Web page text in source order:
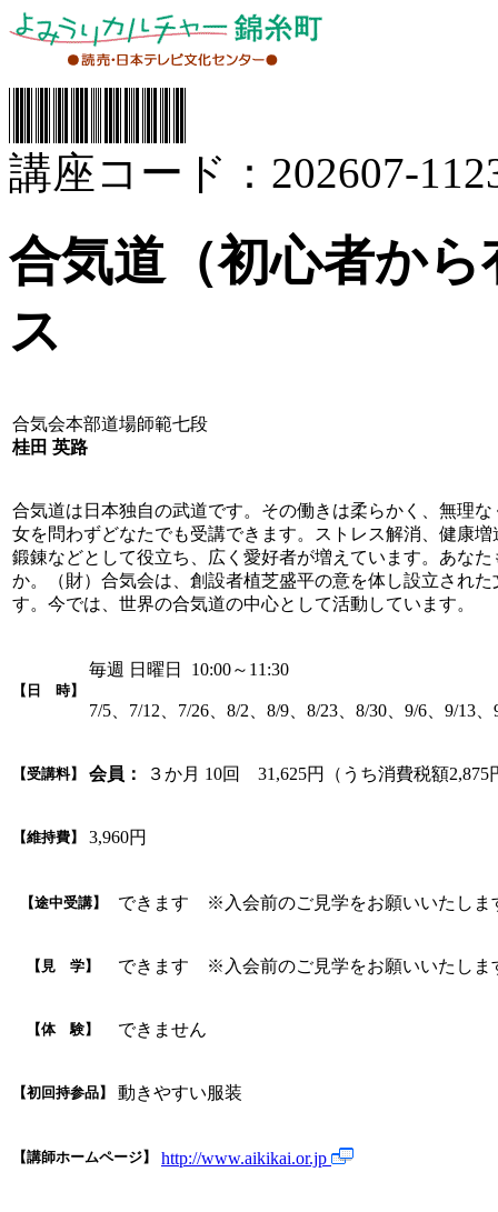
講座コード：202607-
合気道（初心者か
ス
合気会本部道場師範七段
桂田 英路
合気道は日本独自の武道です。その働きは柔らかく、無理
女を問わずどなたでも受講できます。ストレス解消、健康
鍛錬などとして役立ち、広く愛好者が増えています。あな
か。（財）合気会は、創設者植芝盛平の意を体し設立され
す。今では、世界の合気道の中心として活動しています。
【日 時】
毎週 日曜日 10:00～11:30
7/5、7/12、7/26、8/2、8/9、8/23、8/30、9/6、9/13、
【受講料】 会員： ３か月 10回 31,625円（うち消費税額2,875
【維持費】 3,960円
【途中受講】 できます ※入会前のご見学をお願いいたしま
【見 学】 できます ※入会前のご見学をお願いいたしま
【体 験】 できません
【初回持参品】 動きやすい服装
【講師ホームページ】 http://www.aikikai.or.jp